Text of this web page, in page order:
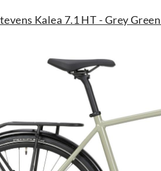
Kalea 7.1 HT - Grey